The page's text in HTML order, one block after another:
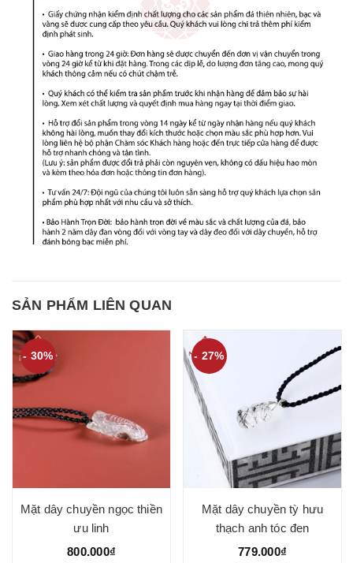
SẢN PHẨM LIÊN QUAN
- 30%
Mặt dây chuyền ngọc thiền
ưu linh
800.000₫
- 27%
Mặt dây chuyền tỳ hưu
thạch anh tóc đen
779.000₫